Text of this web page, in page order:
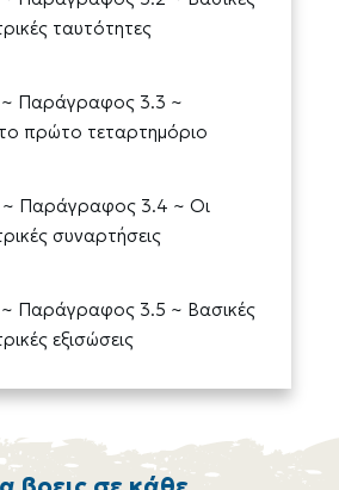
ταυτότητες
Παράγραφος 3.3 ~
πρώτο τεταρτημόριο
Παράγραφος 3.4 ~ Οι
συναρτήσεις
Παράγραφος 3.5 ~ Βασικές
εξισώσεις